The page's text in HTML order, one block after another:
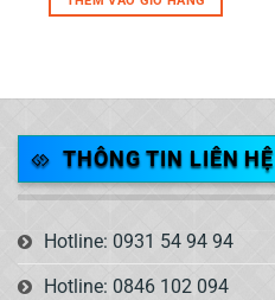
THÔNG TIN LIÊN HỆ
Hotline: 0931 54 94 94
Hotline: 0846 102 094